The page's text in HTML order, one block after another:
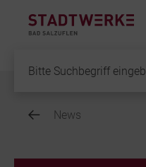
News